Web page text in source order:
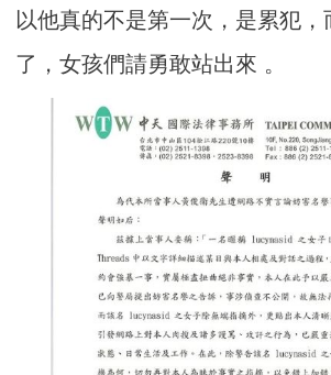
以他真的不是第一次，是累犯，
了，女孩們請勇敢站出來 。